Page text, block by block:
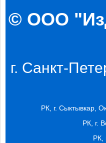
© ООО
г. Санкт-
РК, г. Сыктывкар,
РК, г.
РК,